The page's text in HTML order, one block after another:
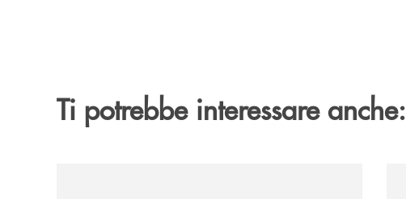
Ti potrebbe interessare anche: